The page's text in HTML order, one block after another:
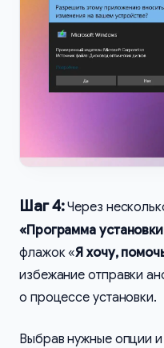
Шаг 4:Через
«Программа
флажок «Я хочу,
избежание отправки
о процессе установки.
Выбрав нужные опции